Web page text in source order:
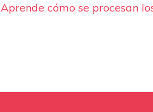
Aprende cómo se procesan